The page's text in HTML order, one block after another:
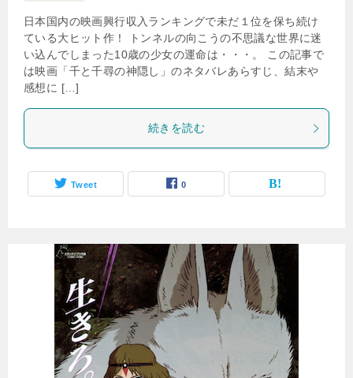
日本国内の映画興行収入ランキングで未だ１位を保ち続け
ている大ヒット作！ トンネルの向こうの不思議な世界に迷
い込んでしまった10歳の少女の運命は・・・。 この記事で
は映画「千と千尋の神隠し」のネタバレあらすじ、結末や
感想に […]
続きを読む
Tweet 0